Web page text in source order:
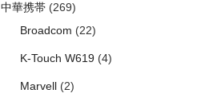
中華携帯(269)
Broadcom (22)
K-Touch W619(4)
Marvell(2)